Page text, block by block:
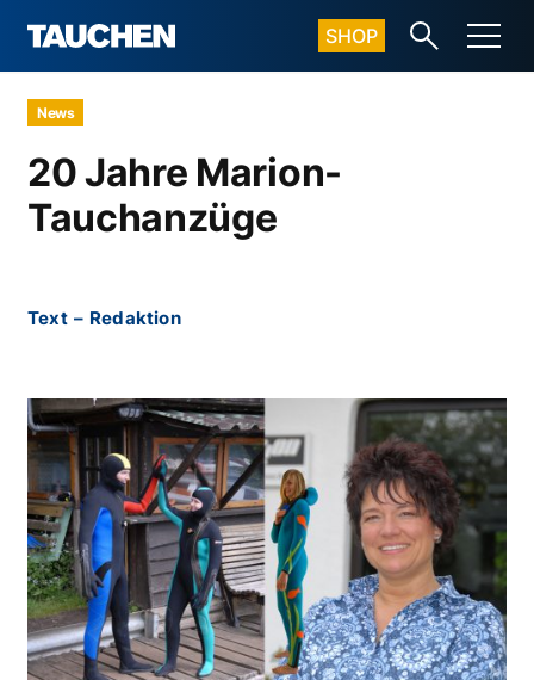
SHOP
News
20 Jahre Marion-
Tauchanzüge
Text – Redaktion